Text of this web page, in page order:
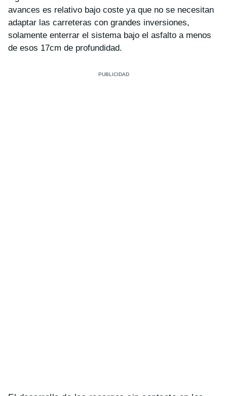
avances es relativo bajo coste ya que no se necesitan
adaptar las carreteras con grandes inversiones,
solamente enterrar el sistema bajo el asfalto a menos
de esos 17cm de profundidad.